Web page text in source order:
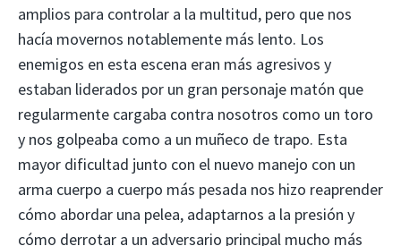
amplios para controlar a la multitud, pero que nos
hacía movernos notablemente más lento. Los
enemigos en esta escena eran más agresivos y
estaban liderados por un gran personaje matón que
regularmente cargaba contra nosotros como un toro
y nos golpeaba como a un muñeco de trapo. Esta
mayor dificultad junto con el nuevo manejo con un
arma cuerpo a cuerpo más pesada nos hizo reaprender
cómo abordar una pelea, adaptarnos a la presión y
cómo derrotar a un adversario principal mucho más